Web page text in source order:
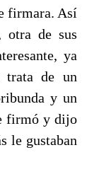
firmara. Así
otra de sus
ya
trata de un
y un
firmó y dijo
le gustaban